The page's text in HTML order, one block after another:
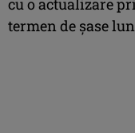
cu o actualizare
termen de şase